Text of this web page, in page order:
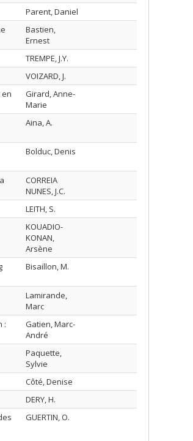
Parent, Daniel
Bastien,
Ernest
TREMPE, J.Y.
VOIZARD, J.
Girard, Anne-
Marie
Aina, A.
Bolduc, Denis
CORREIA
NUNES, J.C.
LEITH, S.
KOUADIO-
KONAN,
Arsène
Bisaillon, M.
Lamirande,
Marc
:
Gatien, Marc-
André
Paquette,
Sylvie
Côté, Denise
DERY, H.
GUERTIN, O.